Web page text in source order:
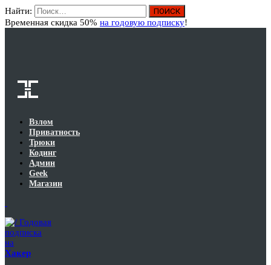
Найти:
Временная скидка 50% на годовую подписку!
Взлом
Приватность
Трюки
Кодинг
Админ
Geek
Магазин
Годовая
подписка
на
Хакер